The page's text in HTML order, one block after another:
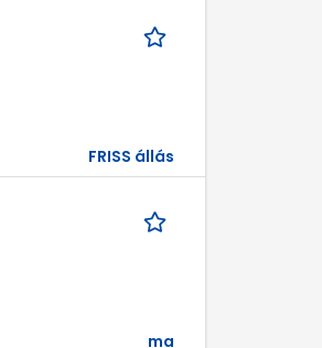
FRISS állás
ma